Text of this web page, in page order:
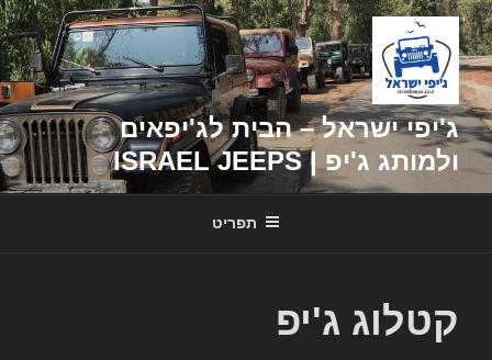
דילוג
לתוכן
ג'יפי ישראל – הבית לג'יפאים
ולמותג ג'יפ | ISRAEL JEEPS
תפריט
קטלוג ג'יפ